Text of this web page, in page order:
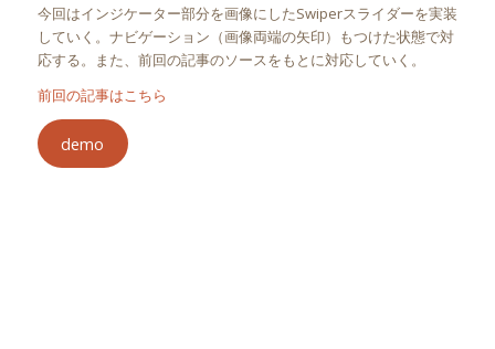
今回はインジケーター部分を画像にしたSwiperスライダーを実装
していく。ナビゲーション（画像両端の矢印）もつけた状態で対
応する。また、前回の記事のソースをもとに対応していく。
前回の記事はこちら
demo